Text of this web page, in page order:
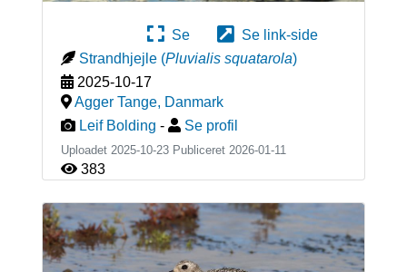
Se
Se link-side
Strandhjejle (Pluvialis squatarola)
2025-10-17
Agger Tange, Danmark
Leif Bolding - Se profil
Uploadet 2025-10-23 Publiceret 2026-01-11
383